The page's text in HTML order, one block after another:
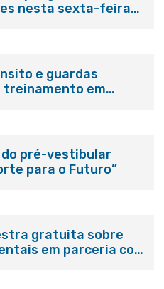
nesta sexta-feira
e guardas
treinamento em
pré-vestibular
para o Futuro”
gratuita sobre
em parceria com